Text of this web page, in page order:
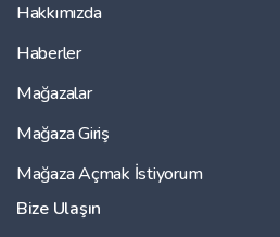
Hakkımızda
Haberler
Mağazalar
Mağaza Giriş
Mağaza Açmak İstiyorum
Bize Ulaşın